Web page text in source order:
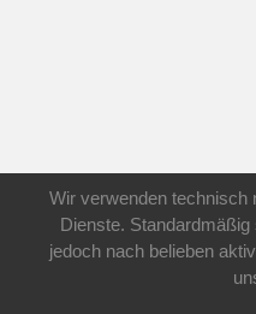
Wir verwenden technisch
Dienste.
jedoch nach belieben